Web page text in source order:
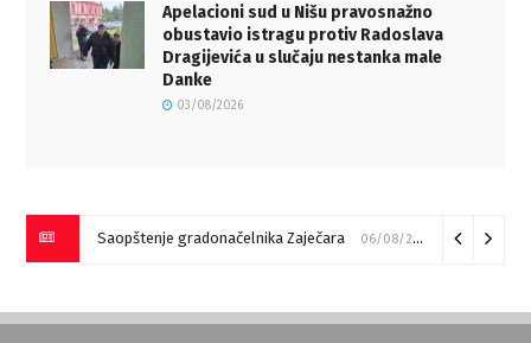
Apelacioni sud u Nišu pravosnažno
obustavio istragu protiv Radoslava
Dragijevića u slučaju nestanka male
Danke
03/08/2026
Saopštenje gradonačelnika Zaječara 06/08/2026